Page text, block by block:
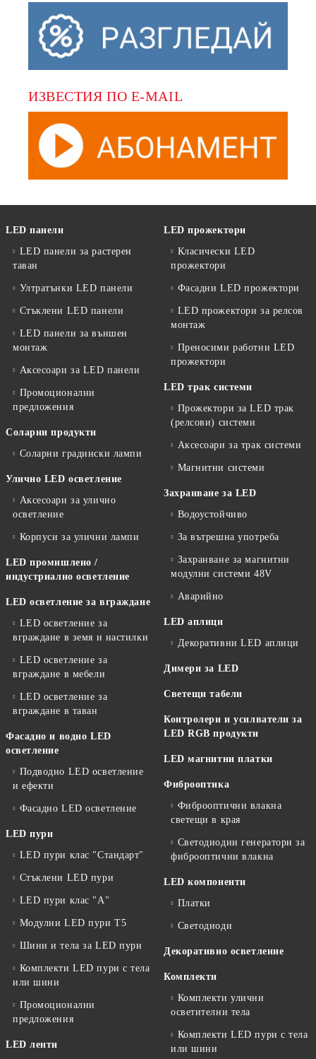
ИЗВЕСТИЯ ПО E-MAIL
LED панели
LED панели за растерен
таван
Ултратънки LED панели
Стъклени LED панели
LED панели за външен
монтаж
Аксесоари за LED панели
Промоционални
предложения
Соларни продукти
Соларни градински лампи
Улично LED осветление
Аксесоари за улично
осветление
Корпуси за улични лампи
LED промишлено /
индустриално осветление
LED осветление за вграждане
LED осветление за
вграждане в земя и настилки
LED осветление за
вграждане в мебели
LED осветление за
вграждане в таван
Фасадно и водно LED
осветление
Подводно LED осветление
и ефекти
Фасадно LED осветление
LED пури
LED пури клас "Стандарт"
Стъклени LED пури
LED пури клас "А"
Модулни LED пури T5
Шини и тела за LED пури
Комплекти LED пури с тела
или шини
Промоционални
предложения
LED ленти
LED прожектори
Класически LED
прожектори
Фасадни LED прожектори
LED прожектори за релсов
монтаж
Преносими работни LED
прожектори
LED трак системи
Прожектори за LED трак
(релсови) системи
Аксесоари за трак системи
Магнитни системи
Захранване за LED
Водоустойчиво
За вътрешна употреба
Захранване за магнитни
модулни системи 48V
Аварийно
LED аплици
Декоративни LED аплици
Димери за LED
Светещи табели
Контролери и усилватели за
LED RGB продукти
LED магнитни платки
Фиброоптика
Фиброоптични влакна
светещи в края
Светодиодни генератори за
фиброоптични влакна
LED компоненти
Платки
Светодиоди
Декоративно осветление
Комплекти
Комплекти улични
осветителни тела
Комплекти LED пури с тела
или шини